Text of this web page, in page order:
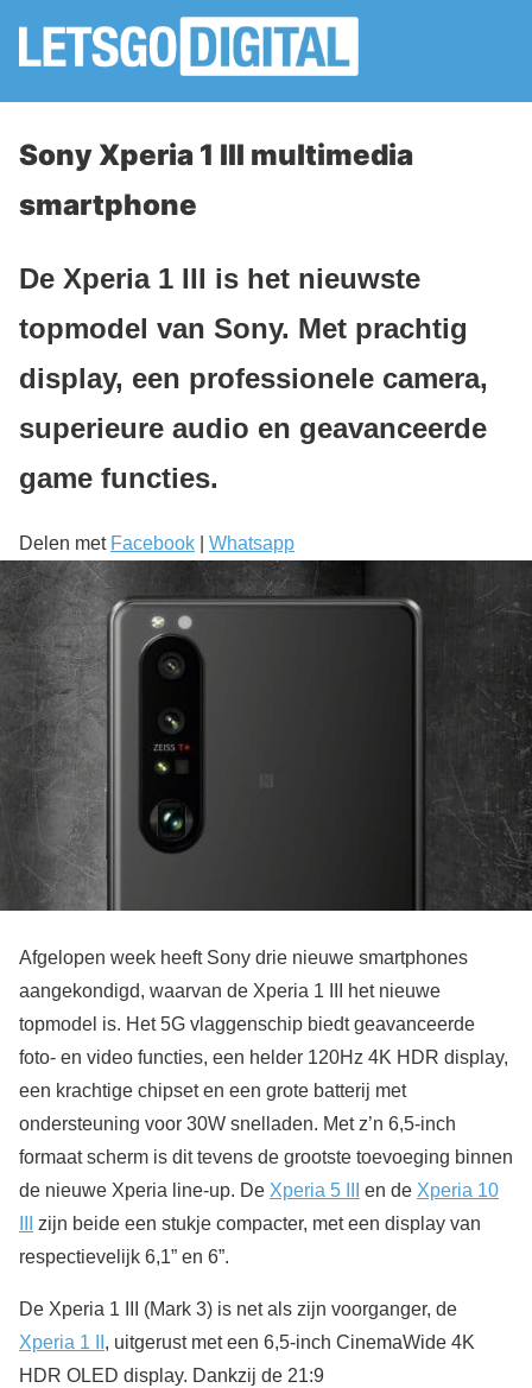
Sony Xperia 1 III multimedia
smartphone
De Xperia 1 III is het nieuwste
topmodel van Sony. Met prachtig
display, een professionele camera,
superieure audio en geavanceerde
game functies.
Delen met Facebook Whatsapp
Afgelopen week heeft Sony drie nieuwe smartphones
aangekondigd, waarvan de Xperia 1 III het nieuwe
topmodel is. Het 5G vlaggenschip biedt geavanceerde
foto- en video functies, een helder 120Hz 4K HDR display,
een krachtige chipset en een grote batterij met
ondersteuning voor 30W snelladen. Met z’n 6,5-inch
formaat scherm is dit tevens de grootste toevoeging binnen
de nieuwe Xperia line-up. De Xperia 5 III en de Xperia 10
zijn beide een stukje compacter, met een display van
respectievelijk 6,1” en 6”.
De Xperia 1 III (Mark 3) is net als zijn voorganger, de
Xperia 1 II , uitgerust met een 6,5-inch CinemaWide 4K
HDR OLED display. Dankzij de 21:9